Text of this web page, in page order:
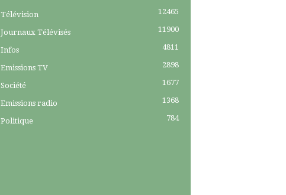
Télévision 12465
Journaux Télévisés 11900
Infos 4811
Emissions TV 2898
Société 1677
Emissions radio 1368
Politique 784